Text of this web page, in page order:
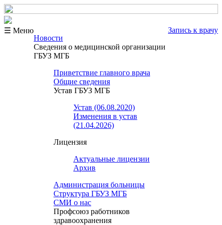
☰ Меню
Запись к врачу
Новости
Сведения о медицинской организации
ГБУЗ МГБ
Приветствие главного врача
Общие сведения
Устав ГБУЗ МГБ
Устав (06.08.2020)
Изменения в устав
(21.04.2026)
Лицензия
Актуальные лицензии
Архив
Администрация больницы
Структура ГБУЗ МГБ
СМИ о нас
Профсоюз работников
здравоохранения